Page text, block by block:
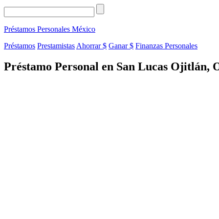
Préstamos Personales México
Préstamos Prestamistas Ahorrar $ Ganar $ Finanzas Personales
Préstamo Personal en San Lucas Ojitlán,